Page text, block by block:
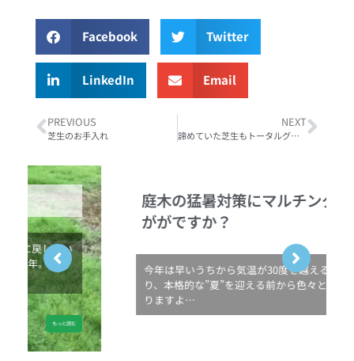
Facebook Twitter
LinkedIn Email
PREVIOUS
芝生のお手入れ
NEXT
諦めていた芝生もトータルグリーンなら復活できる！？
庭木の猛暑対策にマルチングはい
ががですか？
今年は早いうちから気温が30度を越える夏日にな
り、本格的な”夏”を迎える前から色々と不安にな
りますよ…